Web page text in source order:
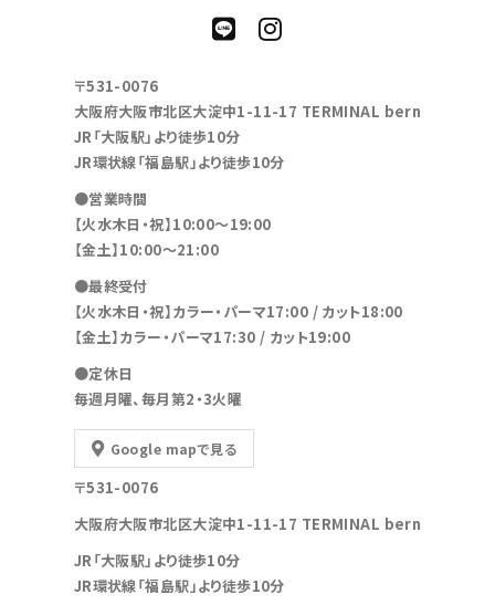
〒531-0076
大阪府大阪市北区大淀中1-11-17 TERMINAL bern
JR「大阪駅」より徒歩10分
JR環状線「福島駅」より徒歩10分
●営業時間
【火水木日・祝】10:00～19:00
【金土】10:00〜21:00
●最終受付
【火水木日・祝】カラー・パーマ17:00 / カット18:00
【金土】カラー・パーマ17:30 / カット19:00
●定休日
毎週月曜、毎月第2・3火曜
Google mapで見る
〒531-0076
大阪府大阪市北区大淀中1-11-17 TERMINAL bern
JR「大阪駅」より徒歩10分
JR環状線「福島駅」より徒歩10分